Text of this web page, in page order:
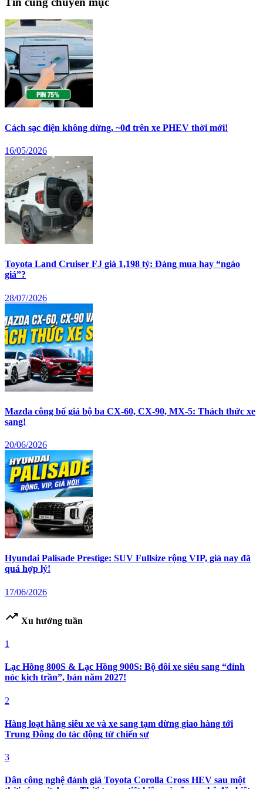
Cách sạc điện không dừng, ~0đ trên xe PHEV thời mới!
16/05/2026
Toyota Land Cruiser FJ giá 1,198 tỷ: Đáng mua hay “ngáo
giá”?
28/07/2026
Mazda công bố giá bộ ba CX-60, CX-90, MX-5: Thách thức xe
sang!
20/06/2026
Hyundai Palisade Prestige: SUV Fullsize rộng VIP, giá nay đã
quá hợp lý!
17/06/2026
trending_up Xu hướng tuần
1
Lạc Hồng 800S & Lạc Hồng 900S: Bộ đôi xe siêu sang “đỉnh
nóc kịch trần”, bán năm 2027!
2
Hàng loạt hãng siêu xe và xe sang tạm dừng giao hàng tới
Trung Đông do tác động từ chiến sự
3
Dân công nghệ đánh giá Toyota Corolla Cross HEV sau một